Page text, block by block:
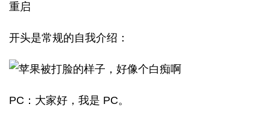
重启
开头是常规的自我介绍：
PC：大家好，我是 PC。